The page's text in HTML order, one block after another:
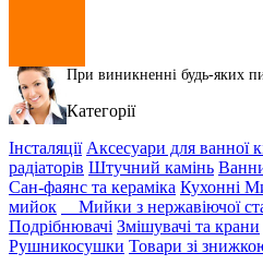
При виникненні будь-яких
Категорії
Інсталяції Аксесуари для ванної
радіаторів Штучний камінь
Сан-фаянс та кераміка Кухонні
мийок
Мийки з нержавіючої
Подрібнювачі Змішувачі та крани
Рушникосушки Товари зі